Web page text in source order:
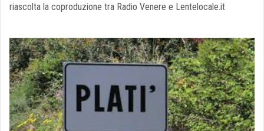
riascolta la coproduzione tra Radio Venere e Lentelocale.it